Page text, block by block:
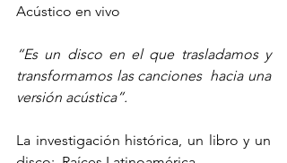
Acústico en vivo
“Es un disco en el que trasladamos y
transformamos las canciones  hacia una
versión acústica”.
La investigación histórica, un libro y un